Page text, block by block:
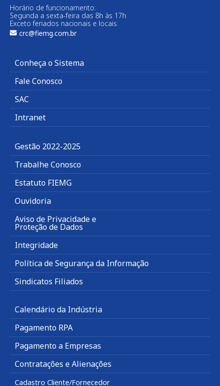
Horário de funcionamento:
Segunda a sexta-feira das 8h às 17h
Exceto feriados nacionais e locais.
crc@fiemg.com.br
Conheça o Sistema
Fale Conosco
SAC
Intranet
Gestão 2022-2025
Trabalhe Conosco
Estatuto FIEMG
Ouvidoria
Aviso de Privacidade e
Proteção de Dados
Integridade
Política de Segurança da Informação
Sindicatos Filiados
Calendário da Indústria
Pagamento RPA
Pagamento a Empresas
Contratações e Alienações
Cadastro Cliente/Fornecedor